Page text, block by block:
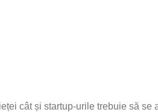
cât și startup-urile trebuie să